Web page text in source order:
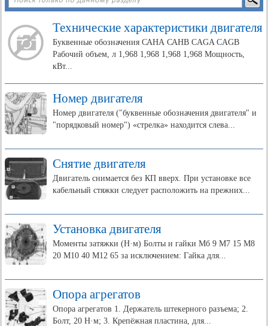
Технические характеристики двигателя
Буквенные обозначения САНА САНВ CAGA CAGB
Рабочий объем, л 1,968 1,968 1,968 1,968 Мощность,
кВт...
Номер двигателя
Номер двигателя ("буквенные обозначения двигателя" и
"порядковый номер") «стрелка» находится слева...
Снятие двигателя
Двигатель снимается без КП вверх. При установке все
кабельный стяжки следует расположить на прежних...
Установка двигателя
Моменты затяжки (Н·м) Болты и гайки Мб 9 М7 15 М8
20 М10 40 М12 65 за исключением: Гайка для...
Опора агрегатов
Опора агрегатов 1. Держатель штекерного разъема; 2.
Болт, 20 Н·м; 3. Крепёжная пластина, для...